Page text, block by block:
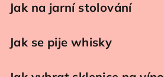
Jak na jarní stolování
Jak se pije whisky